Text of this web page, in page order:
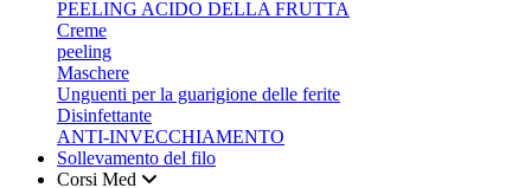
PEELING ACIDO DELLA FRUTTA
Creme
peeling
Maschere
Unguenti per la guarigione delle ferite
Disinfettante
ANTI-INVECCHIAMENTO
Sollevamento del filo
Corsi Med